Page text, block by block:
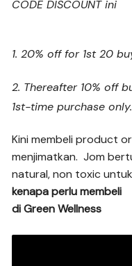
CODE DISCOUNT ini
1. 20% off for 1st 20
2. Thereafter 10% off
1st-time purchase only.
Kini membeli product
menjimatkan. Jom
natural, non toxic
kenapa perlu membeli
di Green Wellness